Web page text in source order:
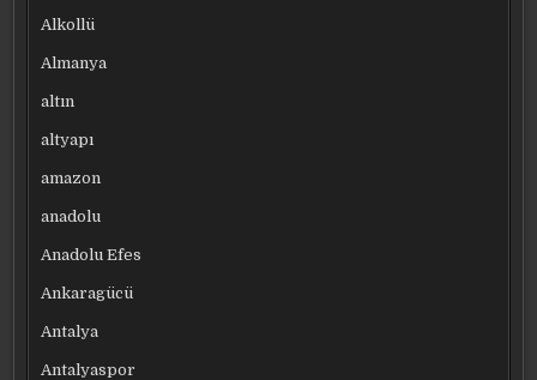
Alkollü
Almanya
altın
altyapı
amazon
anadolu
Anadolu Efes
Ankaragücü
Antalya
Antalyaspor